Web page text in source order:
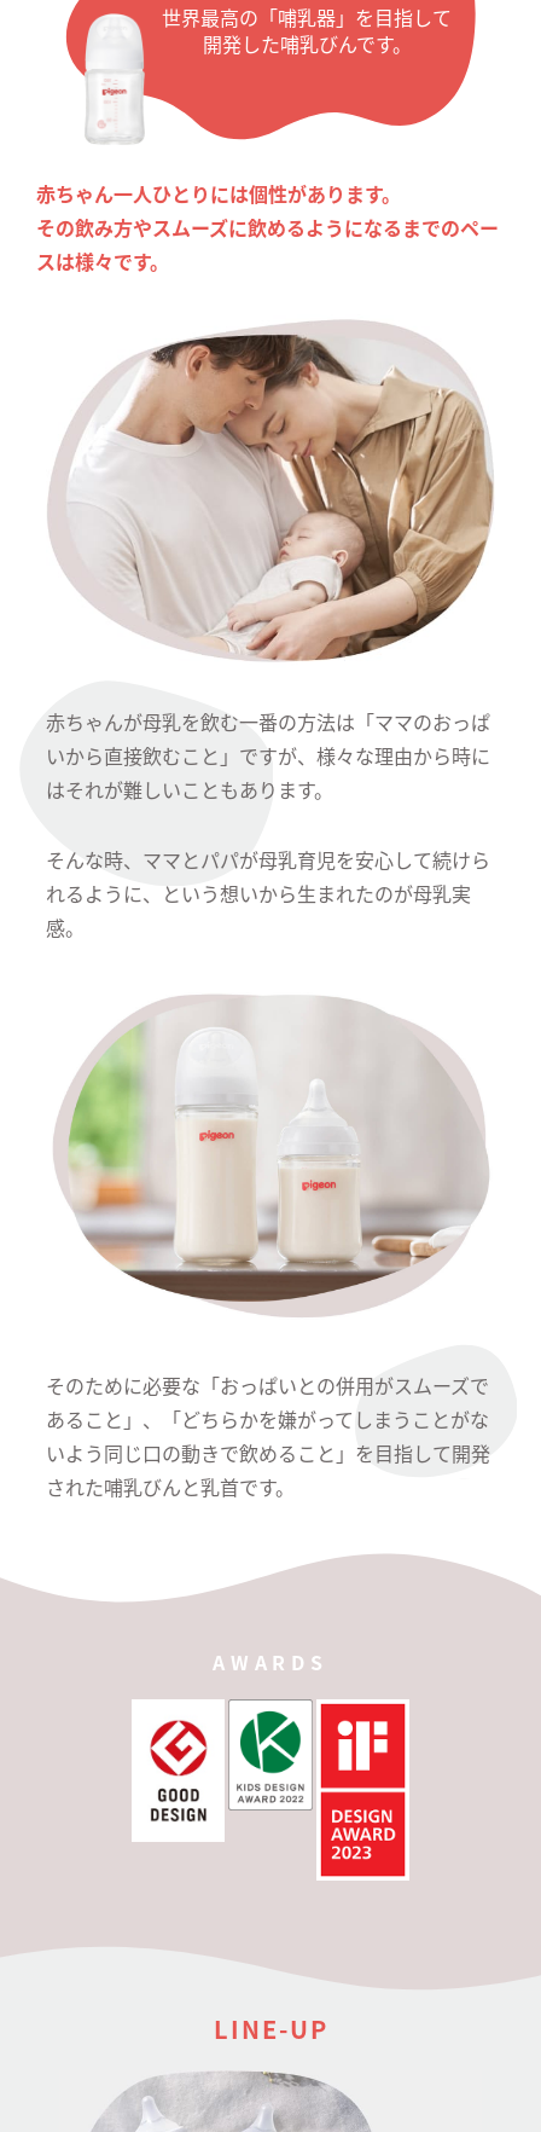
世界最高の「哺乳器」を目指して
開発した哺乳びんです。
赤ちゃん一人ひとりには個性があります。
その飲み方やスムーズに飲めるようになるまでのペー
スは様々です。
赤ちゃんが母乳を飲む一番の方法は「ママのおっぱ
いから直接飲むこと」ですが、様々な理由から時に
はそれが難しいこともあります。
そんな時、ママとパパが母乳育児を安心して続けら
れるように、という想いから生まれたのが母乳実
感。
そのために必要な「おっぱいとの併用がスムーズで
あること」、「どちらかを嫌がってしまうことがな
いよう同じ口の動きで飲めること」を目指して開発
された哺乳びんと乳首です。
AWARDS
LINE-UP